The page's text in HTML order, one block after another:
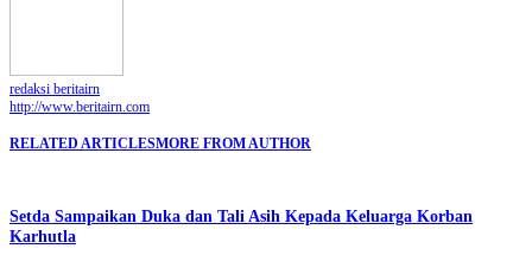
redaksi beritairn
http://www.beritairn.com
RELATED ARTICLESMORE FROM AUTHOR
Setda Sampaikan Duka dan Tali Asih Kepada Keluarga Korban
Karhutla